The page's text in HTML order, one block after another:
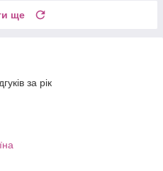
ще
за рік